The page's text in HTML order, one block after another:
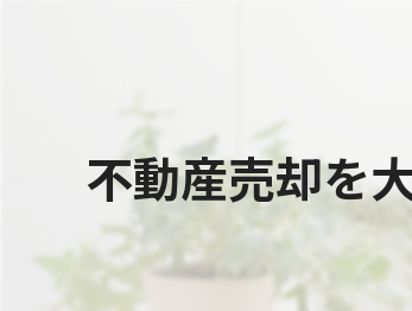
不動産売却を